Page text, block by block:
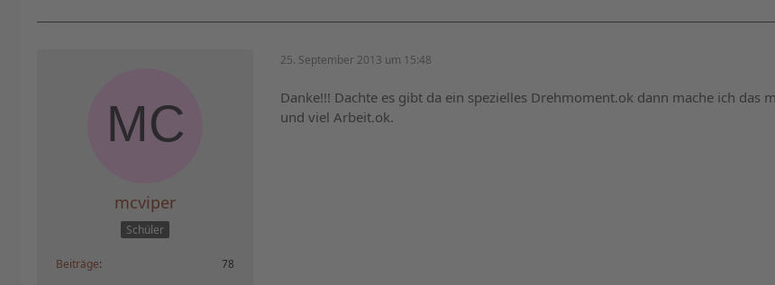
mcviper
Schüler
Beiträge 78
25. September 2013 um 15:48
Danke!!! Dachte es gibt da ein spezielles Drehmoment.ok dann mache ich
und viel Arbeit.ok.